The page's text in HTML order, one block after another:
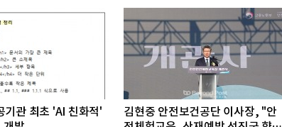
기관 최초 'AI 친화적'
김현중 안전보건공단 이사장, "안